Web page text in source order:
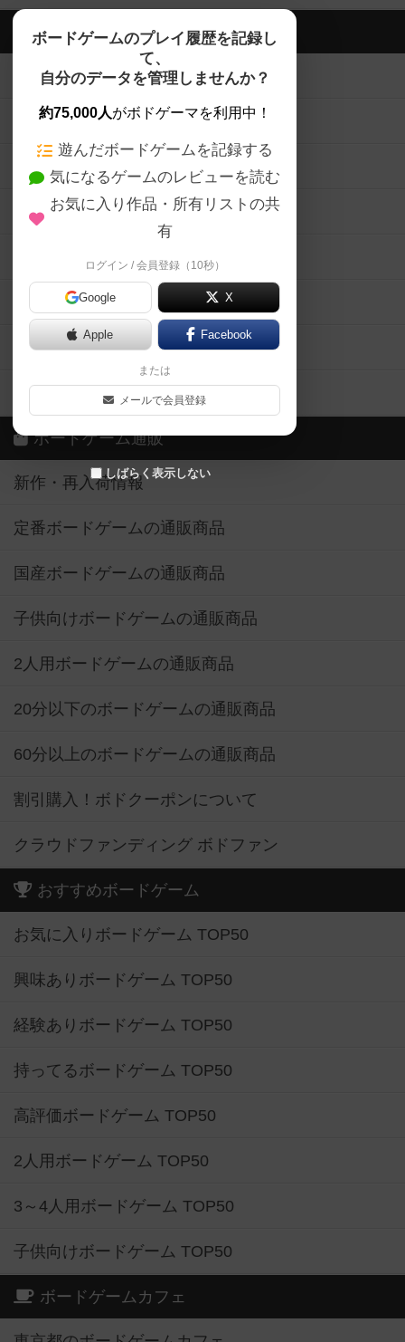
ボードゲームのプレイ履歴を記録し
て、
自分のデータを管理しませんか？
約75,000人がボドゲーマを利用中！
遊んだボードゲームを記録する
気になるゲームのレビューを読む
お気に入り作品・所有リストの共
有
ログイン / 会員登録（10秒）
Google X
Apple Facebook
または
メールで会員登録
しばらく表示しない
ボドゲーマTOP
ボードゲームを検索する
ボードゲームの新着レビュー
ボードゲーム会情報
メカニクス特集
掲示板・トピックス
ボドとも・会員一覧
ボードゲーム業界コラム
ボドゲーマご利用案内
ボードゲーム通販
新作・再入荷情報
定番ボードゲームの通販商品
国産ボードゲームの通販商品
子供向けボードゲームの通販商品
2人用ボードゲームの通販商品
20分以下のボードゲームの通販商品
60分以上のボードゲームの通販商品
割引購入！ボドクーポンについて
クラウドファンディング ボドファン
おすすめボードゲーム
お気に入りボードゲーム TOP50
興味ありボードゲーム TOP50
経験ありボードゲーム TOP50
持ってるボードゲーム TOP50
高評価ボードゲーム TOP50
2人用ボードゲーム TOP50
3～4人用ボードゲーム TOP50
子供向けボードゲーム TOP50
ボードゲームカフェ